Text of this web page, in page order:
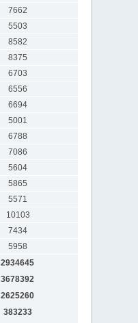
7662
5503
8582
8375
6703
6556
6694
5001
6788
7086
5604
5865
5571
10103
7434
5958
2934645
3678392
2625260
383233